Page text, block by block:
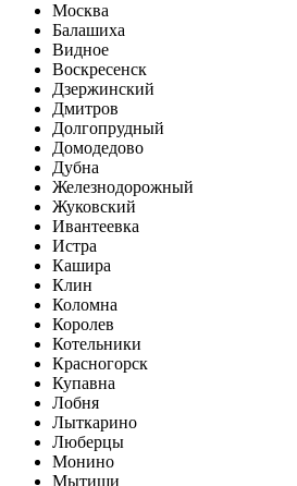
Москва
Балашиха
Видное
Воскресенск
Дзержинский
Дмитров
Долгопрудный
Домодедово
Дубна
Железнодорожный
Жуковский
Ивантеевка
Истра
Кашира
Клин
Коломна
Королев
Котельники
Красногорск
Купавна
Лобня
Лыткарино
Люберцы
Монино
Мытищи